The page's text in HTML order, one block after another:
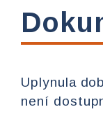
Uplynula
není